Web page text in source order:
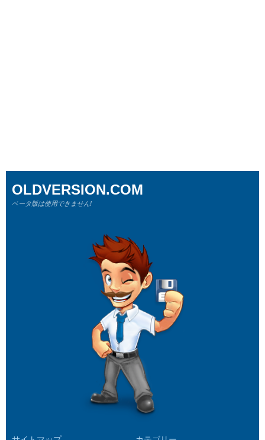
OLDVERSION.COM
ベータ版は使用できません!